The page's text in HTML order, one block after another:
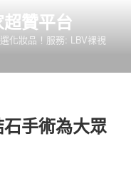
贊平台
化妝品！服務: LBV裸視
手術為大眾